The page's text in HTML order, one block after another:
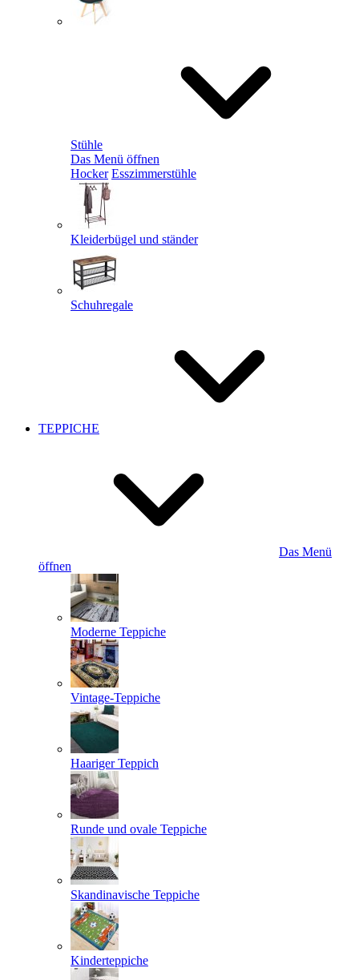
Stühle
Das Menü öffnen
Hocker Esszimmerstühle
Kleiderbügel und ständer
Schuhregale
TEPPICHE
Das Menü
öffnen
Moderne Teppiche
Vintage-Teppiche
Haariger Teppich
Runde und ovale Teppiche
Skandinavische Teppiche
Kinderteppiche